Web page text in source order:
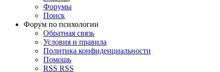
Форумы
Поиск
Форум по психологии
Обратная связь
Условия и правила
Политика конфиденциальности
Помощь
RSS RSS